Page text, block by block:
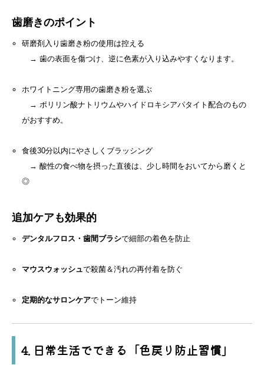
歯磨きのポイント
研磨剤入り歯磨き粉の使用は控える
→ 歯の表面を傷つけ、逆に色素が入り込みやすくなります。
ホワイトニング専用の歯磨き粉を選ぶ
→ ポリリン酸ナトリウムやハイドロキシアパタイト配合のもの
がおすすめ。
食後30分以内にやさしくブラッシング
→ 酸性の食べ物を摂った直後は、少し時間をおいてから磨くと
◎
追加ケアも効果的
デンタルフロス・歯間ブラシで細部の着色を防止
マウスウォッシュで殺菌＆汚れの再付着を防ぐ
定期的なサロンケアでトーン維持
4. 日常生活でできる「色戻り防止習慣」